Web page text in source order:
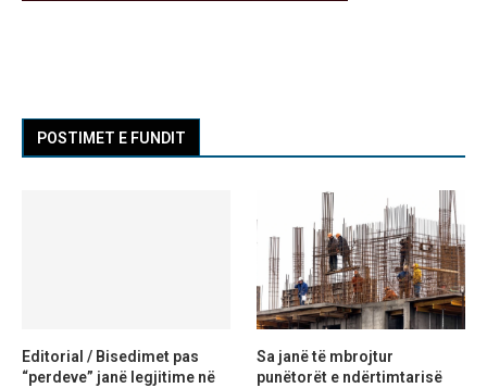
POSTIMET E FUNDIT
Editorial / Bisedimet pas
“perdeve” janë legjitime në
Sa janë të mbrojtur
punëtorët e ndërtimtarisë